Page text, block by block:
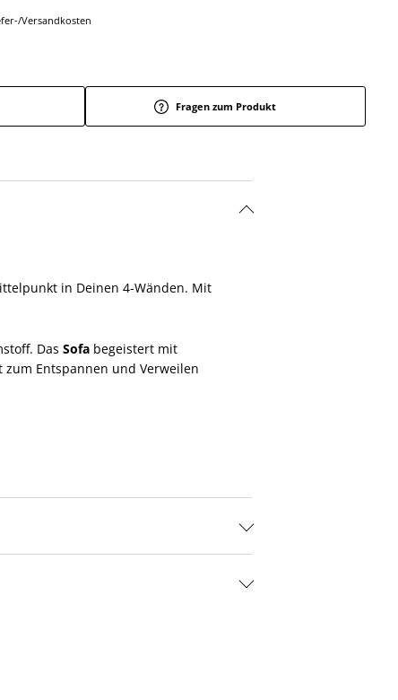
Versandkosten
Fragen zum Produkt
in Deinen 4-Wänden. Mit
DasSofa begeistert mit
Entspannen und Verweilen